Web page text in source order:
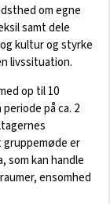
om egne
samt dele
kultur og styrke
livssituation.
op til 10
på ca. 2
gruppemøde er
som kan handle
ensomhed